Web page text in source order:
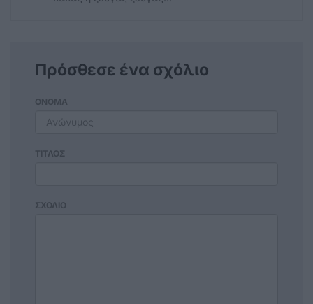
Πρόσθεσε ένα σχόλιο
ΟΝΟΜΑ
ΤΙΤΛΟΣ
ΣΧΟΛΙΟ